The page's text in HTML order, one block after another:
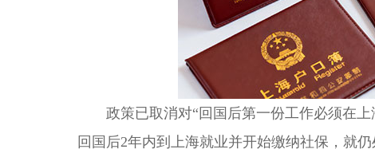
政策已取消对“回国后第一份工作必须在上
回国后2年内到上海就业并开始缴纳社保，就